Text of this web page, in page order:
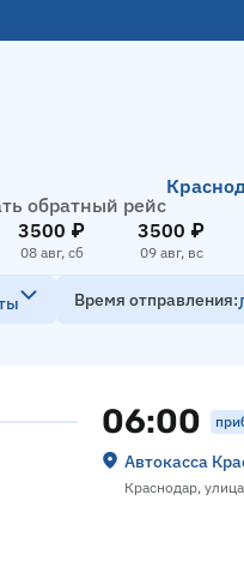
обратный рейс
3500 ₽
08 авг, сб
3500 ₽
09 авг, вс
Время отправления
06:00
Автокасса
Краснодар,